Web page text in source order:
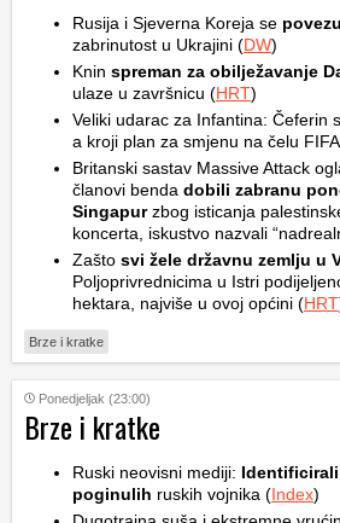
Rusija i Sjeverna Koreja se
zabrinutost u Ukrajini (DW)
Knin spreman za obilježavanje
ulaze u završnicu (HRT)
Veliki udarac za Infantina: Čeferin
a kroji plan za smjenu na čelu
Britanski sastav Massive Attack
članovi benda dobili zabranu
Singapurzbog isticanja
koncerta, iskustvo nazvali
Zašto svi žele državnu zemlju u
Poljoprivrednicima u Istri
hektara, najviše u ovoj općini (HRT
Brze i kratke
Ponedjeljak (23:00)
Brze i kratke
Ruski neovisni mediji:
poginulih ruskih vojnika (Index)